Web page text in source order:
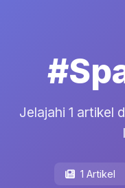
Jelajahi 1 artikel
1 Artikel